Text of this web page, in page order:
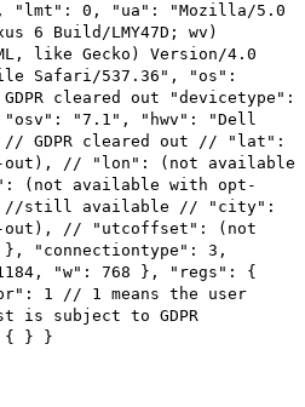
"lmt": 0, "ua": "Mozilla/5.0
6 Build/LMY47D; wv)
like Gecko) Version/4.0
Safari/537.36", "os":
cleared out "devicetype":
"7.1", "hwv": "Dell
// GDPR cleared out // "lat":
out), // "lon": (not available
(not available with opt-
//still available // "city":
out), // "utcoffset": (not
"connectiontype": 3,
"w": 768 }, "regs": {
1 // 1 means the user
is subject to GDPR
{ } }